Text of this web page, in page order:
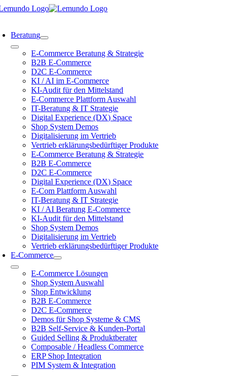
Zum
Beratung
Toggle
Navigation
E-Commerce Beratung & Strategie
B2B E-Commerce
D2C E-Commerce
KI / AI im E-Commerce
KI-Audit für den Mittelstand
E-Commerce Plattform Auswahl
IT-Beratung & IT Strategie
Digital Experience (DX) Space
Shop System Demos
Digitalisierung im Vertrieb
Vertrieb erklärungsbedürftiger Produkte
E-Commerce Beratung & Strategie
B2B E-Commerce
D2C E-Commerce
Digital Experience (DX) Space
E-Com Plattform Auswahl
IT-Beratung & IT Strategie
KI / AI Beratung E-Commerce
KI-Audit für den Mittelstand
Shop System Demos
Digitalisierung im Vertrieb
Vertrieb erklärungsbedürftiger Produkte
E-Commerce
Toggle
Navigation
E-Commerce Lösungen
Shop System Auswahl
Shop Entwicklung
B2B E-Commerce
D2C E-Commerce
Demos für Shop Systeme & CMS
B2B Self-Service & Kunden-Portal
Guided Selling & Produktberater
Composable / Headless Commerce
ERP Shop Integration
PIM System & Integration